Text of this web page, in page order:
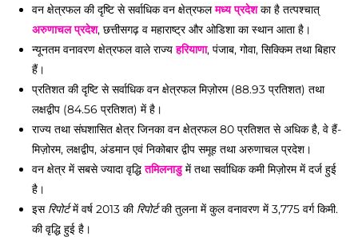
वन क्षेत्रफल की दृष्टि से सर्वाधिक वन क्षेत्रफल मध्य प्रदेश
अरुणाचल प्रदेश, छत्तीसगढ़ व महाराष्ट्र और ओडिशा का स्थान आता है।
न्यूनतम वनावरण क्षेत्रफल वाले राज्य हरियाणा, पंजाब, गोवा, सिक्किम तथा बिहार
हैं।
प्रतिशत की दृष्टि से सर्वाधिक वन क्षेत्रफल मिज़ोरम (88.93 प्रतिशत) तथा
लक्षद्वीप (84.56 प्रतिशत) में है।
राज्य तथा संघशासित क्षेत्र जिनका वन क्षेत्रफल 80 प्रतिशत से अधिक है, वे हैं-
मिज़ोरम, लक्षद्वीप, अंडमान एवं निकोबार द्वीप समूह तथा अरुणाचल प्रदेश।
वन क्षेत्र में सबसे ज्यादा वृद्धि तमिलनाडु में तथा सर्वाधिक कमी मिज़ोरम में दर्ज हुई
है।
इस रिपोर्ट में वर्ष 2013 की रिपोर्ट की तुलना में कुल वनावरण में 3,775 वर्ग किमी.
की वृद्धि हुई है।